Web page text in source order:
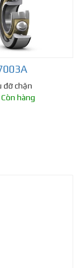
đỡ chặn
Còn hàng